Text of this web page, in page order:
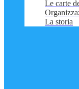
Le carte
La storia